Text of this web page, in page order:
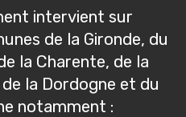
intervient sur
de la Gironde, du
la Charente, de la
la Dordogne et du
notamment :